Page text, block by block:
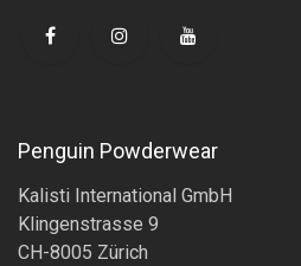
Penguin Powderwear
Kalisti International GmbH
Klingenstrasse 9
CH-8005 Zürich